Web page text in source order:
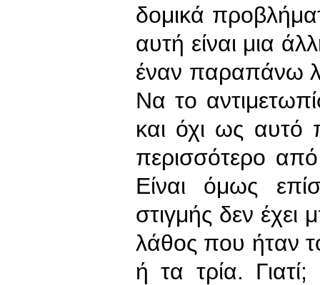
δομικά
αυτή είναι μια
έναν παραπάνω
Να το
και όχι ως αυτό
περισσότερο
Είναι όμως
στιγμής δεν έχει
λάθος που ήταν
ή τα τρία.